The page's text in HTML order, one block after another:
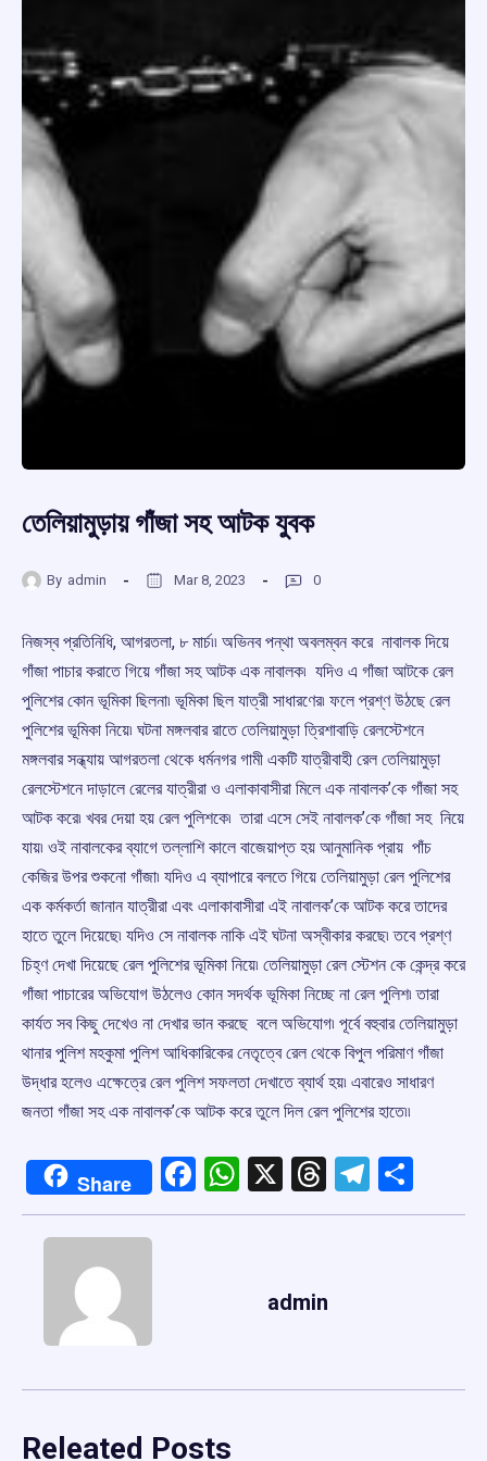
তেলিয়ামুড়ায় গাঁজা সহ আটক যুবক
By admin Mar 8, 2023 0
নিজস্ব প্রতিনিধি, আগরতলা, ৮ মার্চ৷৷ অভিনব পন্থা অবলম্বন করে নাবালক দিয়ে
গাঁজা পাচার করাতে গিয়ে গাঁজা সহ আটক এক নাবালক৷ যদিও এ গাঁজা আটকে রেল
পুলিশের কোন ভূমিকা ছিলনা৷ ভূমিকা ছিল যাত্রী সাধারণের৷ ফলে প্রশ্ণ উঠছে রেল
পুলিশের ভূমিকা নিয়ে৷ ঘটনা মঙ্গলবার রাতে তেলিয়ামুড়া ত্রিশাবাড়ি রেলস্টেশনে
মঙ্গলবার সন্ধ্যায় আগরতলা থেকে ধর্মনগর গামী একটি যাত্রীবাহী রেল তেলিয়ামুড়া
রেলস্টেশনে দাড়ালে রেলের যাত্রীরা ও এলাকাবাসীরা মিলে এক নাবালক’কে গাঁজা সহ
আটক করে৷ খবর দেয়া হয় রেল পুলিশকে৷ তারা এসে সেই নাবালক’কে গাঁজা সহ নিয়ে
যায়৷ ওই নাবালকের ব্যাগে তল্লাশি কালে বাজেয়াপ্ত হয় আনুমানিক প্রায় পাঁচ
কেজির উপর শুকনো গাঁজা৷ যদিও এ ব্যাপারে বলতে গিয়ে তেলিয়ামুড়া রেল পুলিশের
এক কর্মকর্তা জানান যাত্রীরা এবং এলাকাবাসীরা এই নাবালক’কে আটক করে তাদের
হাতে তুলে দিয়েছে৷ যদিও সে নাবালক নাকি এই ঘটনা অস্বীকার করছে৷ তবে প্রশ্ণ
চিহ্ণ দেখা দিয়েছে রেল পুলিশের ভূমিকা নিয়ে৷ তেলিয়ামুড়া রেল স্টেশন কে কেন্দ্র করে
গাঁজা পাচারের অভিযোগ উঠলেও কোন সদর্থক ভূমিকা নিচ্ছে না রেল পুলিশ৷ তারা
কার্যত সব কিছু দেখেও না দেখার ভান করছে বলে অভিযোগ৷ পূর্বে বহুবার তেলিয়ামুড়া
থানার পুলিশ মহকুমা পুলিশ আধিকারিকের নেতৃত্বে রেল থেকে বিপুল পরিমাণ গাঁজা
উদ্ধার হলেও এক্ষেত্রে রেল পুলিশ সফলতা দেখাতে ব্যার্থ হয়৷ এবারেও সাধারণ
জনতা গাঁজা সহ এক নাবালক’কে আটক করে তুলে দিল রেল পুলিশের হাতে৷৷
Share Facebook
WhatsApp
X Threads
admin
Releated Posts